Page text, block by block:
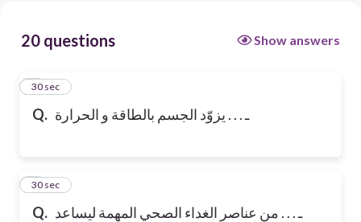
20 questions Show answers
Q. ـ . . . يزوّد الجسم بالطاقة و الحرارة
1
30 sec
Q. ـ . . . من عناصر الغداء الصحي المهمة ليساعد
2
30 sec